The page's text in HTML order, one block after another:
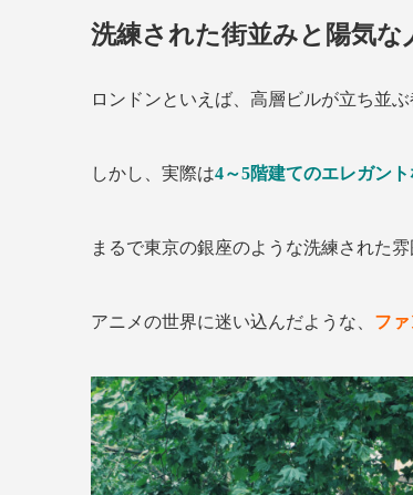
洗練された街並みと陽気な
ロンドンといえば、高層ビルが立ち並
しかし、実際は4～5階建てのエレガン
まるで東京の銀座のような洗練された雰
アニメの世界に迷い込んだような、 フ